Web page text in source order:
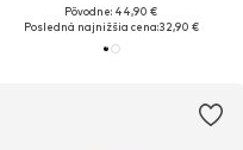
Pôvodne: 44,90 €
Posledná najnižšia cena:32,90 €